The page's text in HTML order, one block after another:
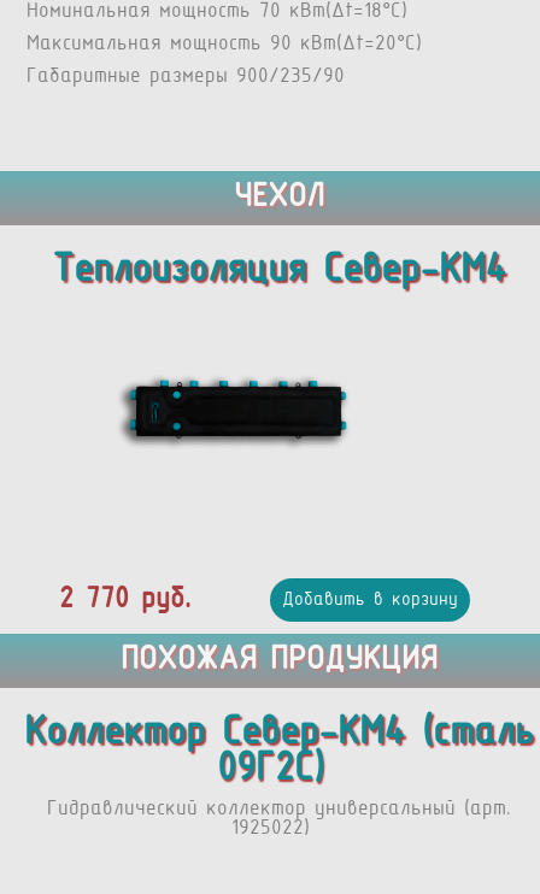
Номинальная мощность 70 кВт(Δt=18°C)
Максимальная мощность 90 кВт(Δt=20°C)
Габаритные размеры 900/235/90
ЧЕХОЛ
Теплоизоляция Север-KM4
2 770 руб. Добавить в корзину
ПОХОЖАЯ ПРОДУКЦИЯ
Коллектор Север-КМ4 (сталь
09Г2С)
Гидравлический коллектор универсальный (арт.
1925022)